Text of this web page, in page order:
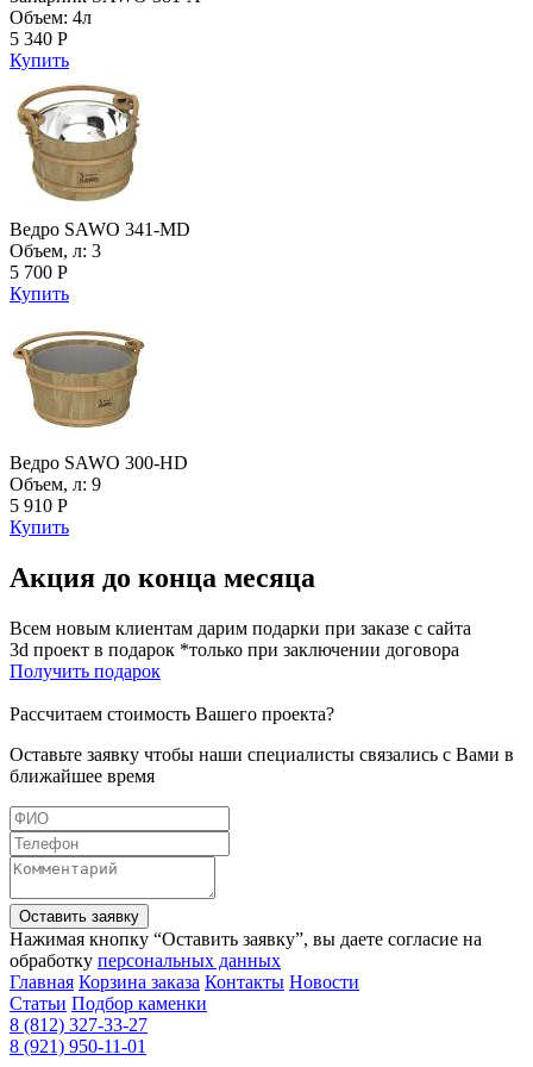
Объем: 4л
5 340 Р
Купить
Ведро SAWO 341-MD
Объем, л: 3
5 700 Р
Купить
Ведро SAWO 300-HD
Объем, л: 9
5 910 Р
Купить
Акция до конца месяца
Всем новым клиентам дарим подарки при заказе с сайта
3d проект в подарок *только при заключении договора
Получить подарок
Рассчитаем стоимость Вашего проекта?
Оставьте заявку чтобы наши специалисты связались с Вами в
ближайшее время
Оставить заявку
Нажимая кнопку “Оставить заявку”, вы даете согласие на
обработку персональных данных
Главная Корзина заказа Контакты Новости
Статьи Подбор каменки
8 (812) 327-33-27
8 (921) 950-11-01